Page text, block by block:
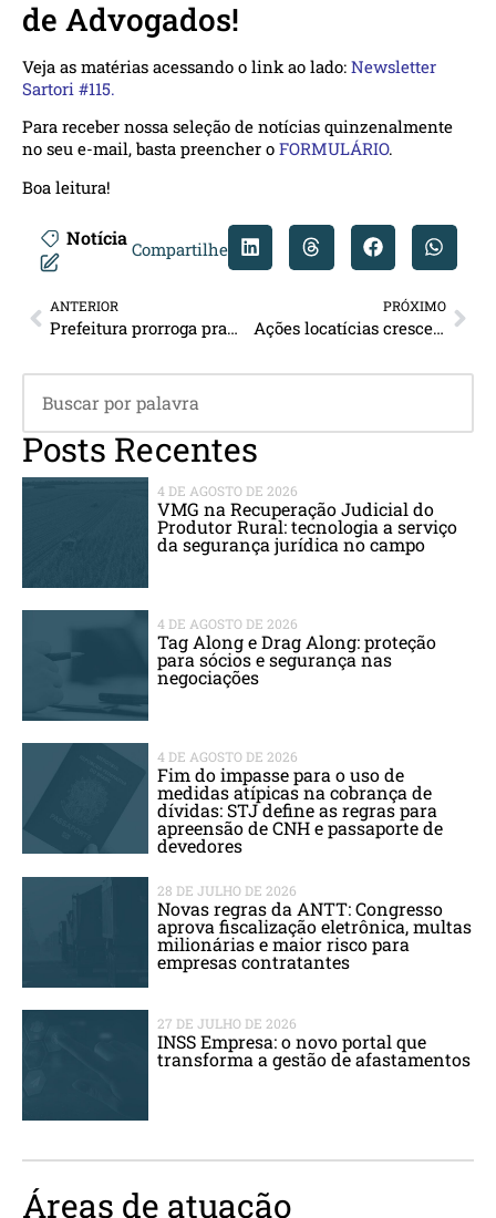
de Advogados!
Veja as matérias acessando o link ao lado: Newsletter
Sartori #115.
Para receber nossa seleção de notícias quinzenalmente
no seu e-mail, basta preencher o FORMULÁRIO.
Boa leitura!
Notícia Compartilhe
ANTERIOR
Prefeitura prorroga prazo para adesão ao Refis
PRÓXIMO
Ações locatícias cresceram 4% em São Paulo no mês de agosto
Posts Recentes
4 DE AGOSTO DE 2026
VMG na Recuperação Judicial do
Produtor Rural: tecnologia a serviço
da segurança jurídica no campo
4 DE AGOSTO DE 2026
Tag Along e Drag Along: proteção
para sócios e segurança nas
negociações
4 DE AGOSTO DE 2026
Fim do impasse para o uso de
medidas atípicas na cobrança de
dívidas: STJ define as regras para
apreensão de CNH e passaporte de
devedores
28 DE JULHO DE 2026
Novas regras da ANTT: Congresso
aprova fiscalização eletrônica, multas
milionárias e maior risco para
empresas contratantes
27 DE JULHO DE 2026
INSS Empresa: o novo portal que
transforma a gestão de afastamentos
Áreas de atuação